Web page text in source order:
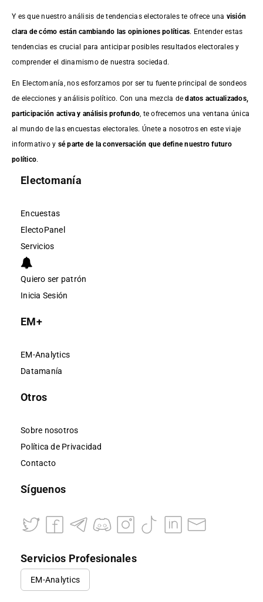
Y es que nuestro análisis de tendencias electorales te ofrece una visión
clara de cómo están cambiando las opiniones políticas. Entender estas
tendencias es crucial para anticipar posibles resultados electorales y
comprender el dinamismo de nuestra sociedad.
En Electomanía, nos esforzamos por ser tu fuente principal de sondeos
de elecciones y análisis político. Con una mezcla dedatos actualizados,
participación activa y análisis profundo , te ofrecemos una ventana única
al mundo de las encuestas electorales. Únete a nosotros en este viaje
informativo y sé parte de la conversación que define nuestro futuro
político.
Electomanía
Encuestas
ElectoPanel
Servicios
Quiero ser patrón
Inicia Sesión
EM+
EM-Analytics
Datamanía
Otros
Sobre nosotros
Política de Privacidad
Contacto
Síguenos
Servicios Profesionales
EM-Analytics